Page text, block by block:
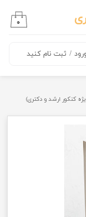
ورود / ثبت نام کنید
۰
کنکور ارشد و دکتری)